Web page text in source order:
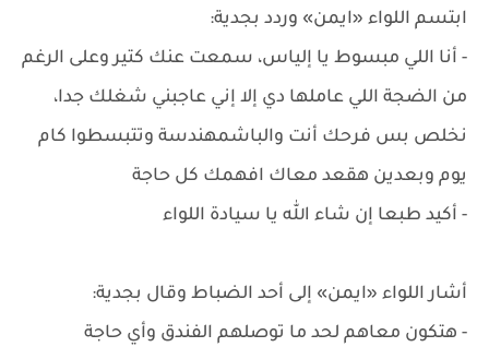
ابتسم اللواء «ايمن» وردد بجدية:
- أنا اللي مبسوط يا إلياس، سمعت عنك كتير وعلى الرغم
من الضجة اللي عاملها دي إلا إني عاجبني شغلك جدا،
نخلص بس فرحك أنت والباشمهندسة وتتبسطوا كام
يوم وبعدين هقعد معاك افهمك كل حاجة
- أكيد طبعا إن شاء الله يا سيادة اللواء
أشار اللواء «ايمن» إلى أحد الضباط وقال بجدية:
- هتكون معاهم لحد ما توصلهم الفندق وأي حاجة